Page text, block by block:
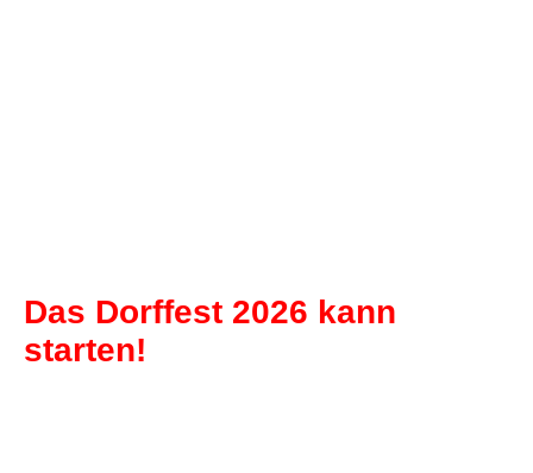
Das Dorffest 2026 kann
starten!